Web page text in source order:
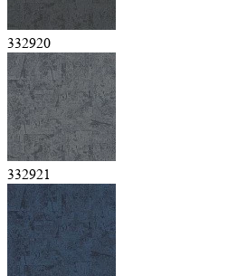
332920
332921